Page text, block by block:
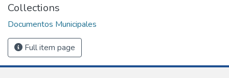
Collections
Documentos Municipales
Full item page